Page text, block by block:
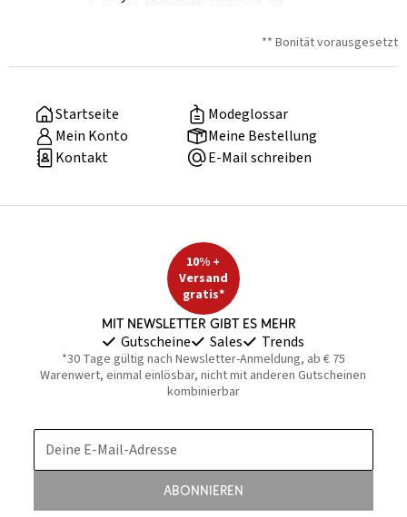
** Bonität vorausgesetzt
Startseite
Modeglossar
Mein Konto
Meine Bestellung
Kontakt
E-Mail schreiben
10% +
Versand
gratis*
Mit Newsletter gibt es mehr
Gutscheine Sales Trends
*30 Tage gültig nach Newsletter-Anmeldung, ab € 75
Warenwert, einmal einlösbar, nicht mit anderen Gutscheinen
kombinierbar
Deine E-Mail-Adresse
Abonnieren